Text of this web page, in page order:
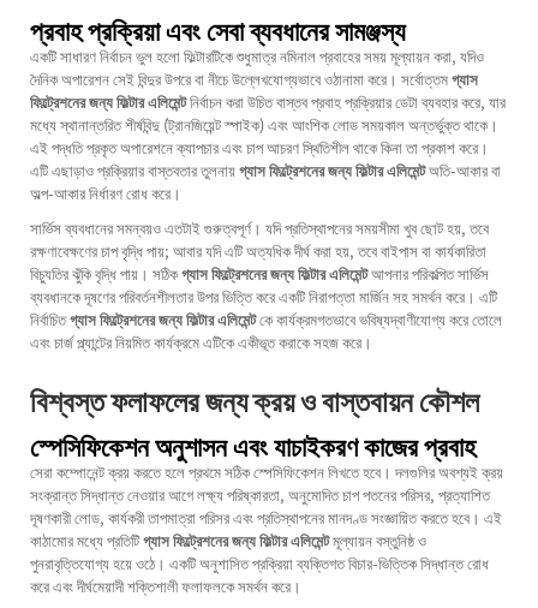
প্রবাহ প্রক্রিয়া এবং সেবা ব্যবধানের সামঞ্জস্য
একটি সাধারণ নির্বাচন ভুল হলো ফিল্টারটিকে শুধুমাত্র নমিনাল প্রবাহের সময় মূল্যায়ন করা, যদিও
দৈনিক অপারেশন সেই বিন্দুর উপরে বা নীচে উল্লেখযোগ্যভাবে ওঠানামা করে। সর্বোত্তমগ্যাস
ফিল্ট্রেশনের জন্য ফিল্টার এলিমেন্টনির্বাচন করা উচিত বাস্তব প্রবাহ প্রক্রিয়ার ডেটা ব্যবহার করে, যার
মধ্যে স্থানান্তরিত শীর্ষবিন্দু (ট্রানজিয়েন্ট স্পাইক) এবং আংশিক লোড সময়কাল অন্তর্ভুক্ত থাকে।
এই পদ্ধতি প্রকৃত অপারেশনে ক্যাপচার এবং চাপ আচরণ স্থিতিশীল থাকে কিনা তা প্রকাশ করে।
এটি এছাড়াও প্রক্রিয়ার বাস্তবতার তুলনায়গ্যাস ফিল্ট্রেশনের জন্য ফিল্টার এলিমেন্টঅতি-আকার বা
অল্প-আকার নির্ধারণ রোধ করে।
সার্ভিস ব্যবধানের সমন্বয়ও এতটাই গুরুত্বপূর্ণ। যদি প্রতিস্থাপনের সময়সীমা খুব ছোট হয়, তবে
রক্ষণাবেক্ষণের চাপ বৃদ্ধি পায়; আবার যদি এটি অত্যধিক দীর্ঘ করা হয়, তবে বাইপাস বা কার্যকারিতা
বিচ্যুতির ঝুঁকি বৃদ্ধি পায়। সঠিকগ্যাস ফিল্ট্রেশনের জন্য ফিল্টার এলিমেন্টআপনার পরিকল্পিত সার্ভিস
ব্যবধানকে দূষণের পরিবর্তনশীলতার উপর ভিত্তি করে একটি নিরাপত্তা মার্জিন সহ সমর্থন করে। এটি
নির্বাচিতগ্যাস ফিল্ট্রেশনের জন্য ফিল্টার এলিমেন্টকে কার্যক্রমগতভাবে ভবিষ্যদ্বাণীযোগ্য করে তোলে
এবং চার্জ প্ল্যান্টের নিয়মিত কার্যক্রমে এটিকে একীভূত করাকে সহজ করে।
বিশ্বস্ত ফলাফলের জন্য ক্রয় ও বাস্তবায়ন কৌশল
স্পেসিফিকেশন অনুশাসন এবং যাচাইকরণ কাজের প্রবাহ
সেরা কম্পোনেন্ট ক্রয় করতে হলে প্রথমে সঠিক স্পেসিফিকেশন লিখতে হবে। দলগুলির অবশ্যই ক্রয়
সংক্রান্ত সিদ্ধান্ত নেওয়ার আগে লক্ষ্য পরিষ্কারতা, অনুমোদিত চাপ পতনের পরিসর, প্রত্যাশিত
দূষণকারী লোড, কার্যকরী তাপমাত্রা পরিসর এবং প্রতিস্থাপনের মানদণ্ড সংজ্ঞায়িত করতে হবে। এই
কাঠামোর মধ্যে প্রতিটিগ্যাস ফিল্ট্রেশনের জন্য ফিল্টার এলিমেন্টমূল্যায়ন বস্তুনিষ্ঠ ও
পুনরাবৃত্তিযোগ্য হয়ে ওঠে। একটি অনুশাসিত প্রক্রিয়া ব্যক্তিগত বিচার-ভিত্তিক সিদ্ধান্ত রোধ
করে এবং দীর্ঘমেয়াদী শক্তিশালী ফলাফলকে সমর্থন করে।